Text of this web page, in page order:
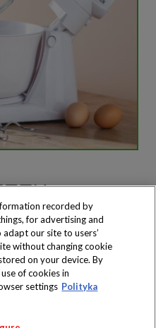
sklepach
Martins Polska S.A.
recorded by
for advertising and
our site to users’
without changing cookie
on your device. By
of cookies in
settings Polityka